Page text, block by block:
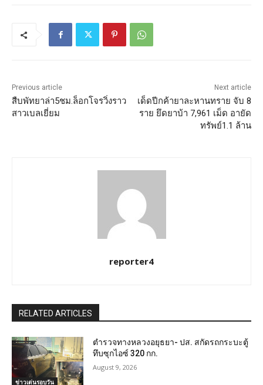
Previous article
สืบพัทยาล่า5ชม.ล็อกโจรวิ่งราว
สาวเบลเยี่ยม
Next article
เด็ดปีกค้ายาละหานทราย จับ 8
ราย ยึดยาบ้า 7,961 เม็ด อายัด
ทรัพย์1.1 ล้าน
reporter4
RELATED ARTICLES
ข่าวเด่นรอบวัน
ตำรวจทางหลวงอยุธยา- ปส. สกัดรถกระบะตู้
ทึบซุกไอซ์ 320 กก.
August 9, 2026